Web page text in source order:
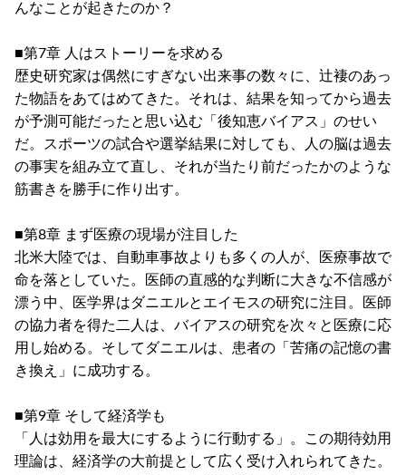
んなことが起きたのか？
■第7章 人はストーリーを求める
歴史研究家は偶然にすぎない出来事の数々に、辻褄のあっ
た物語をあてはめてきた。それは、結果を知ってから過去
が予測可能だったと思い込む「後知恵バイアス」のせい
だ。スポーツの試合や選挙結果に対しても、人の脳は過去
の事実を組み立て直し、それが当たり前だったかのような
筋書きを勝手に作り出す。
■第8章 まず医療の現場が注目した
北米大陸では、自動車事故よりも多くの人が、医療事故で
命を落としていた。医師の直感的な判断に大きな不信感が
漂う中、医学界はダニエルとエイモスの研究に注目。医師
の協力者を得た二人は、バイアスの研究を次々と医療に応
用し始める。そしてダニエルは、患者の「苦痛の記憶の書
き換え」に成功する。
■第9章 そして経済学も
「人は効用を最大にするように行動する」。この期待効用
理論は、経済学の大前提として広く受け入れられてきた。